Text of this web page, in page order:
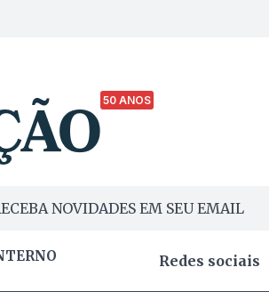
50 ANOS
NOVIDADES EM SEU EMAIL
Redes sociais